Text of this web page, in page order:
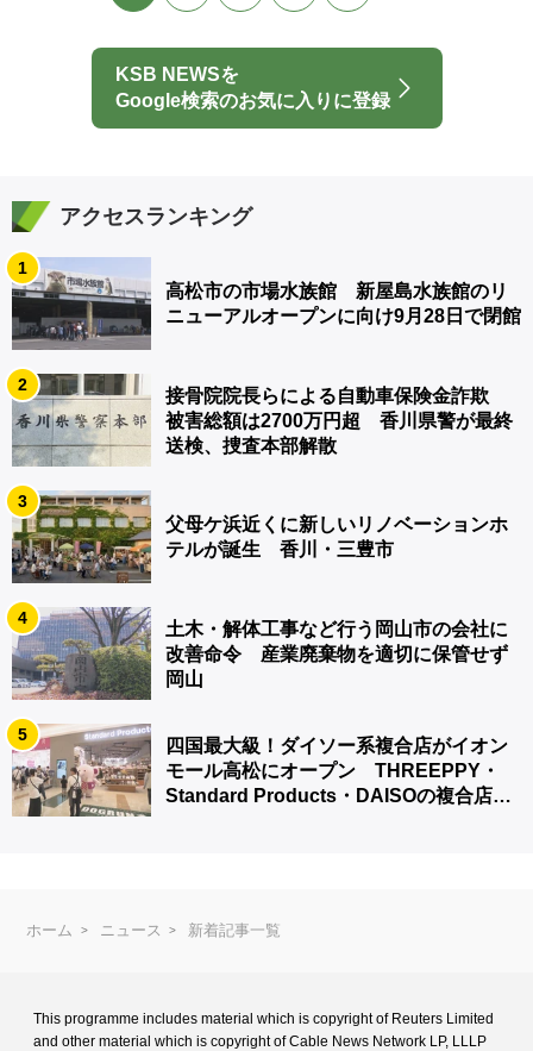
KSB NEWSを
Google検索のお気に入りに登録
アクセスランキング
1
高松市の市場水族館 新屋島水族館のリ
ニューアルオープンに向け9月28日で閉館
2
接骨院院長らによる自動車保険金詐欺
被害総額は2700万円超 香川県警が最終
送検、捜査本部解散
3
父母ケ浜近くに新しいリノベーションホ
テルが誕生 香川・三豊市
4
土木・解体工事など行う岡山市の会社に
改善命令 産業廃棄物を適切に保管せず
岡山
5
四国最大級！ダイソー系複合店がイオン
モール高松にオープン THREEPPY・
Standard Products・DAISOの複合店は
ホーム ニュース 新着記事一覧
This programme includes material which is copyright of Reuters Limited
and other material which is copyright of Cable News Network LP, LLLP